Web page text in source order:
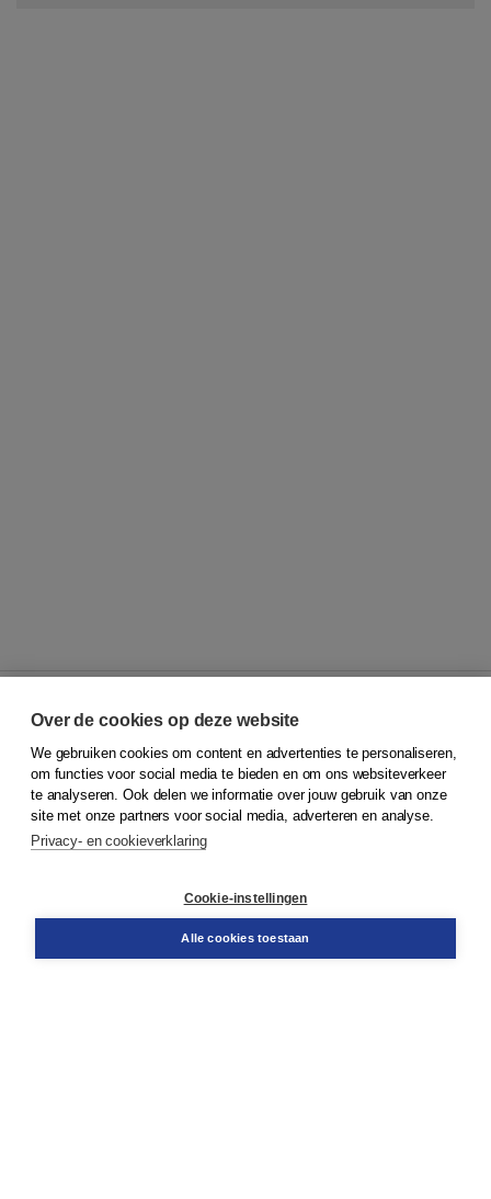
© 2026Koninklijke Boom uitgevers
Klantenservice
Service & informatie
Contact
Over de cookies op deze website
We gebruiken cookies om content en advertenties te personaliseren,
om functies voor social media te bieden en om ons websiteverkeer
te analyseren. Ook delen we informatie over jouw gebruik van onze
site met onze partners voor social media, adverteren en analyse.
Privacy- en cookieverklaring
Cookie-instellingen
Alle cookies toestaan